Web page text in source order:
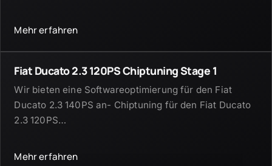
Mehr erfahren
Fiat Ducato 2.3 120PS Chiptuning Stage 1
Wir bieten eine Softwareoptimierung für den Fiat
Ducato 2.3 140PS an- Chiptuning für den Fiat Ducato
2.3 120PS…
Mehr erfahren